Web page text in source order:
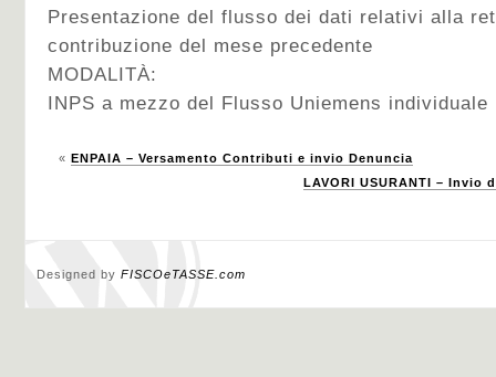
Presentazione del flusso dei dati relativi alla
contribuzione del mese precedente
MODALITÀ:
INPS a mezzo del Flusso Uniemens
« ENPAIA – Versamento Contributi e invio Denuncia
LAVORI USURANTI –
Designed by FISCOeTASSE.com